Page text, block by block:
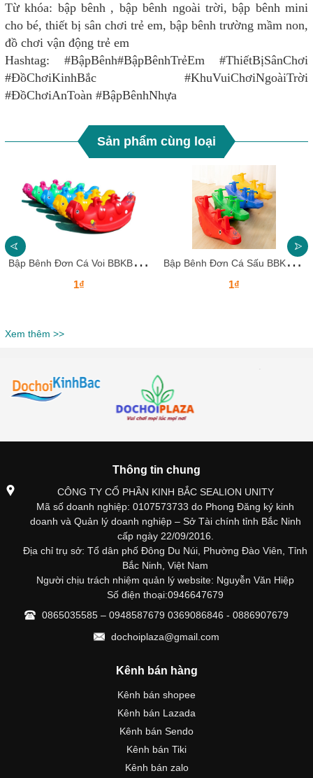
Từ khóa: bập bênh , bập bênh ngoài trời, bập bênh mini
cho bé, thiết bị sân chơi trẻ em, bập bênh trường mầm non,
đồ chơi vận động trẻ em
Hashtag: #BậpBênh#BậpBênhTrẻEm #ThiếtBịSânChơi
#ĐồChơiKinhBắc #KhuVuiChơiNgoàiTrời
#ĐồChơiAnToàn #BậpBênhNhựa
Sản phẩm cùng loại
B
ập Bênh Đơn Cá Voi BBKB28 Dochoikinhbac – Thiết Kế Ngộ Nghĩnh Cho Bé
1₫
B
ập Bênh Đơn Cá Sấu BBKB27 Dochoikinhbac – Thiết Kế Ngộ Nghĩnh Cho Bé
1₫
Xem thêm >>
Thông tin chung
CÔNG TY CỔ PHẦN KINH BẮC SEALION UNITY
Mã số doanh nghiệp: 0107573733 do Phong Đăng ký kinh
doanh và Quản lý doanh nghiệp – Sở Tài chính tỉnh Bắc Ninh
cấp ngày 22/09/2016.
Địa chỉ trụ sở: Tổ dân phố Đông Du Núi, Phường Đào Viên, Tỉnh
Bắc Ninh, Việt Nam
Người chịu trách nhiệm quản lý website: Nguyễn Văn Hiệp
Số điện thoại:0946647679
0865035585 – 0948587679 0369086846 - 0886907679
dochoiplaza@gmail.com
Kênh bán hàng
Kênh bán shopee
Kênh bán Lazada
Kênh bán Sendo
Kênh bán Tiki
Kênh bán zalo